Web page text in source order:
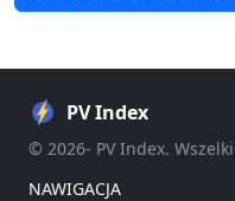
PV Index
© 2026- PV Index.
NAWIGACJA